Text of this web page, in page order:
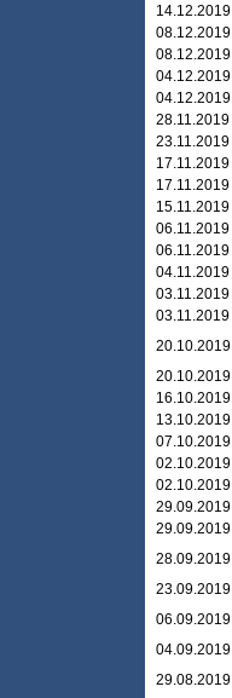
14.12.2019
08.12.2019
08.12.2019
04.12.2019
04.12.2019
28.11.2019
23.11.2019
17.11.2019
17.11.2019
15.11.2019
06.11.2019
06.11.2019
04.11.2019
03.11.2019
03.11.2019
20.10.2019
20.10.2019
16.10.2019
13.10.2019
07.10.2019
02.10.2019
02.10.2019
29.09.2019
29.09.2019
28.09.2019
23.09.2019
06.09.2019
04.09.2019
29.08.2019